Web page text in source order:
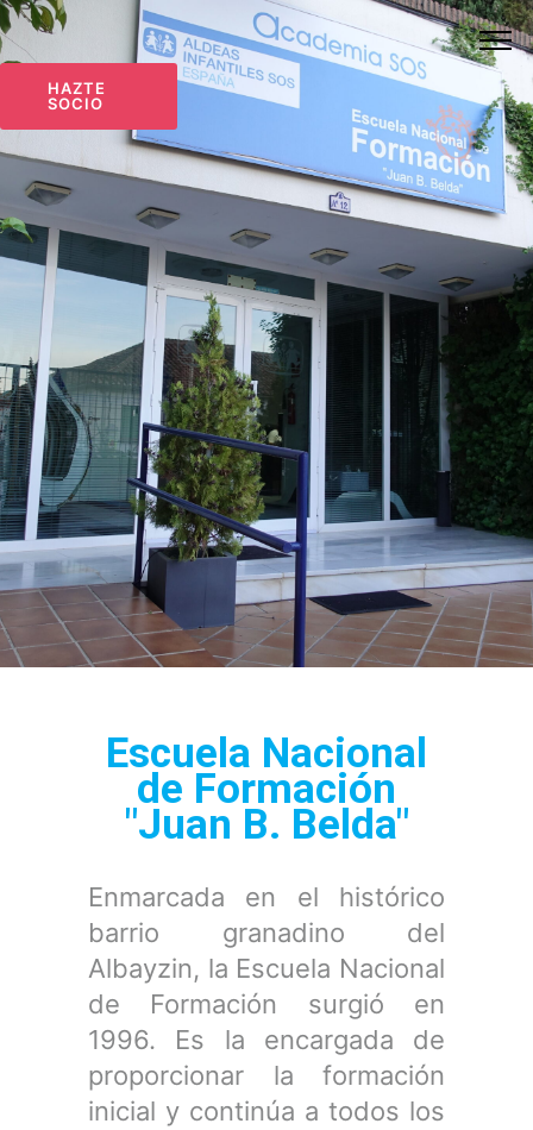
HAZTE
SOCIO
Escuela Nacional
de Formación
"Juan B. Belda"
Enmarcada en el histórico
barrio granadino del
Albayzin, la Escuela Nacional
de Formación surgió en
1996. Es la encargada de
proporcionar la formación
inicial y continúa a todos los